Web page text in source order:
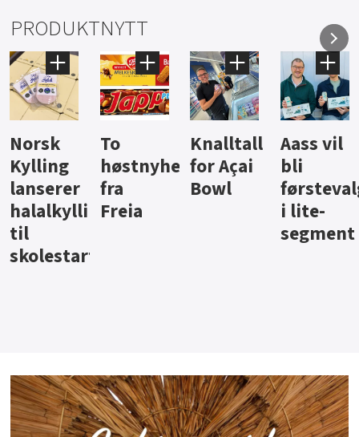
PRODUKTNYTT
Knalltall
for Açai
Bowl
Aass vil
bli
førstevalg
i lite-
Brus og
jus fra
Berentsen
Hard
iste fra
Hansa